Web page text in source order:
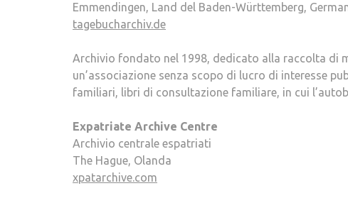
Emmendingen, Land del Baden-Württemberg,
tagebucharchiv.de
Archivio fondato nel 1998, dedicato alla raccolta di
un’associazione senza scopo di lucro di interesse
familiari, libri di consultazione familiare, in cui
Expatriate Archive Centre
Archivio centrale espatriati
The Hague, Olanda
xpatarchive.com